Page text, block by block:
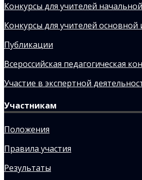
Конкурсы для учителей
Конкурсы для учителей
Публикации
Всероссийская педагогическая
Участие в экспертной
Участникам
Положения
Правила участия
Результаты